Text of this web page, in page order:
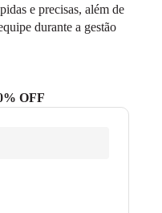
e precisas, além de
durante a gestão
OFF